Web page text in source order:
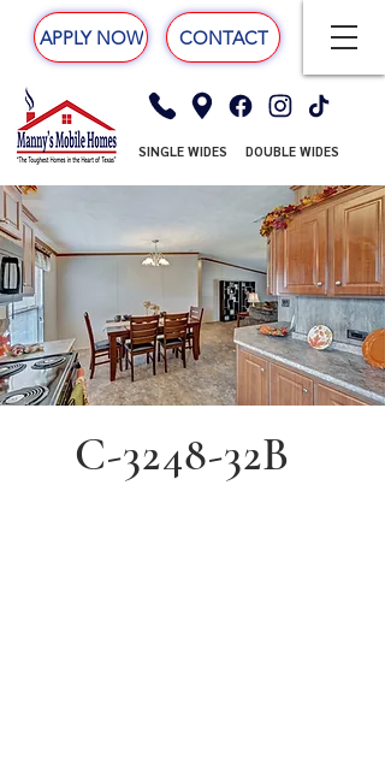
DOUBLE WIDES
APPLY NOW CONTACT
SINGLE WIDES
C-3248-32B